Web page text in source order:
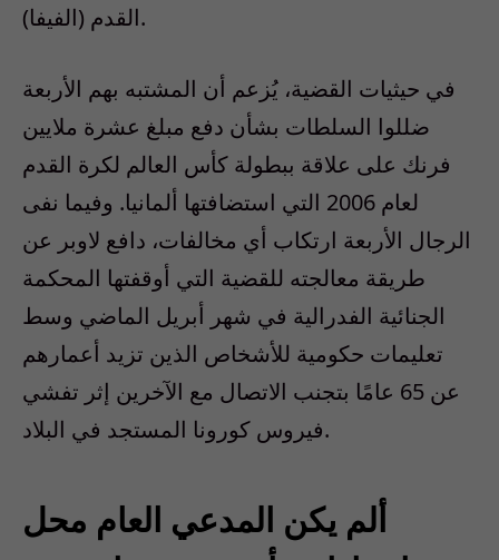
القدم (الفيفا).
في حيثيات القضية، يُزعم أن المشتبه بهم الأربعة
ضللوا السلطات بشأن دفع مبلغ عشرة ملايين
فرنك على علاقة ببطولة كأس العالم لكرة القدم
لعام 2006 التي استضافتها ألمانيا. وفيما نفى
الرجال الأربعة ارتكاب أي مخالفات، دافع لاوبر عن
طريقة معالجته للقضية التي أوقفتها المحكمة
الجنائية الفدرالية في شهر أبريل الماضي وسط
تعليمات حكومية للأشخاص الذين تزيد أعمارهم
عن 65 عامًا بتجنب الاتصال مع الآخرين إثر تفشي
فيروس كورونا المستجد في البلاد.
ألم يكن المدعي العام محل